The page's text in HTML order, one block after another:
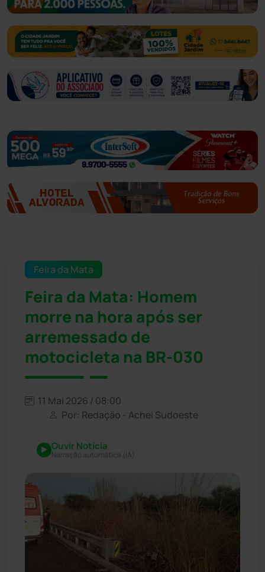
Feira da Mata
Feira da Mata: Homem
morre na hora após ser
arremessado de
motocicleta na BR-030
11 Mai 2026 / 08:00
Por: Redação - Achei Sudoeste
Ouvir Notícia
Narração automática (IA)